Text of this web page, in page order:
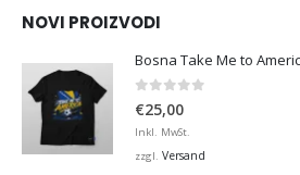
NOVI PROIZVODI
Bosna Take Me to
0 von 5
€25,00
Inkl. MwSt.
zzgl. Versand